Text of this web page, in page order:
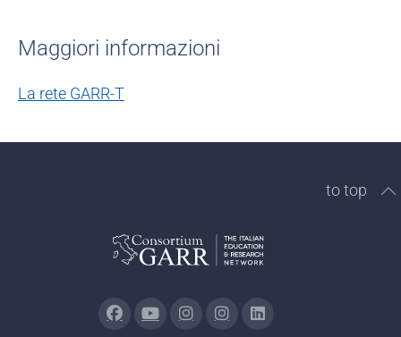
Maggiori informazioni
La rete GARR-T
to top